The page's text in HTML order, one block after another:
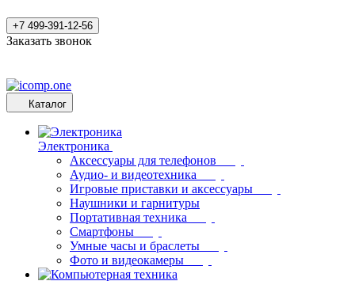
+7 499-391-12-56
Заказать звонок
Каталог
Электроника
Аксессуары для телефонов
Аудио- и видеотехника
Игровые приставки и аксессуары
Наушники и гарнитуры
Портативная техника
Смартфоны
Умные часы и браслеты
Фото и видеокамеры